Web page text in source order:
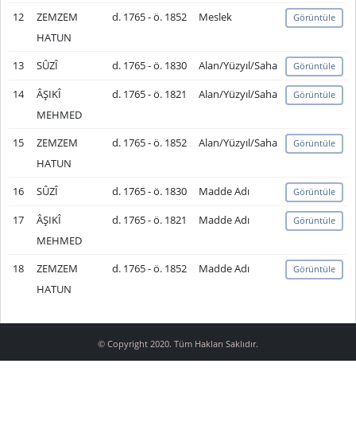
12
ZEMZEM
HATUN
d. 1765 - ö. 1852 Meslek Görüntüle
13 SÛZÎ d. 1765 - ö. 1830 Alan/Yüzyıl/Saha Görüntüle
14
ÂŞIKÎ
MEHMED
d. 1765 - ö. 1821 Alan/Yüzyıl/Saha Görüntüle
15
ZEMZEM
HATUN
d. 1765 - ö. 1852 Alan/Yüzyıl/Saha Görüntüle
16 SÛZÎ d. 1765 - ö. 1830 Madde Adı Görüntüle
17
ÂŞIKÎ
MEHMED
d. 1765 - ö. 1821 Madde Adı Görüntüle
18
ZEMZEM
HATUN
d. 1765 - ö. 1852 Madde Adı Görüntüle
© Copyright 2020. Tüm Hakları Saklıdır.